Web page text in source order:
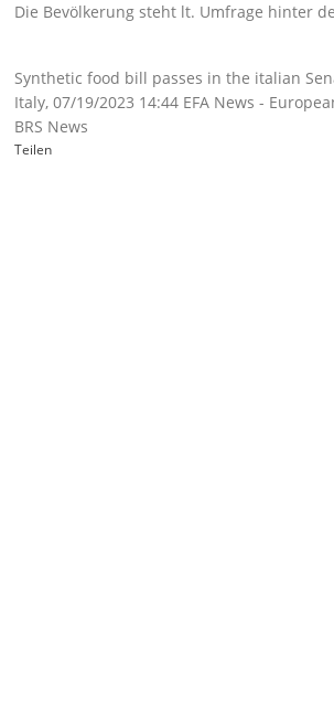
Die Bevölkerung steht lt. Umfrage hinter
Synthetic food bill passes in the italian
Italy, 07/19/2023 14:44 EFA News -
BRS News
Teilen